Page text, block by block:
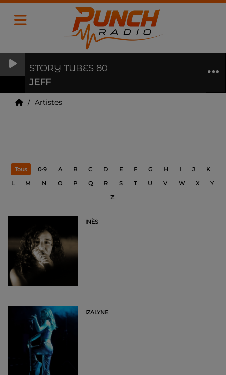
STORY TUBES 80
JEFF
Artistes
Tous 0-9 A B C D E F G H I J
K
L
M N O P Q R S T U V W X
Y
Z
INÈS
IZALYNE